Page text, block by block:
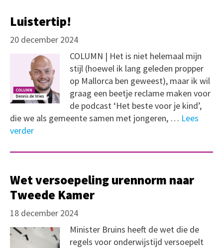
Luistertip!
20 december 2024
COLUMN | Het is niet helemaal mijn
stijl (hoewel ik lang geleden propper
op Mallorca ben geweest), maar ik wil
graag een beetje reclame maken voor
de podcast ‘Het beste voor je kind’,
die we als gemeente samen met jongeren, … Lees
verder
Wet versoepeling urennorm naar
Tweede Kamer
18 december 2024
Minister Bruins heeft de wet die de
regels voor onderwijstijd versoepelt